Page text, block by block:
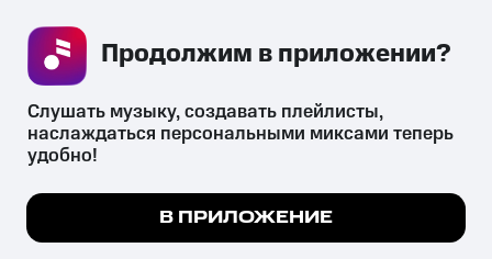
СКАЧАТЬ ПРИЛОЖЕНИЕ
психотропных веществ, их аналогов причиняет вред здоровью,
их незаконный оборот запрещён и влечёт установленную
законодательством ответственность.
Мы используем куки, чтобы на сайте все
Подробнее
Слушать музыку, создавать плейлисты,
наслаждаться персональными миксами теперь
удобно!
В ПРИЛОЖЕНИЕ